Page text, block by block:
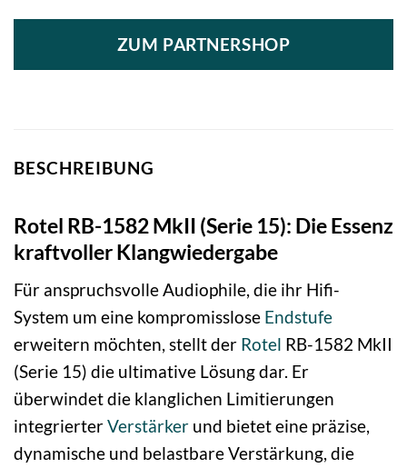
ZUM PARTNERSHOP
BESCHREIBUNG
Rotel RB-1582 MkII (Serie 15): Die Essenz
kraftvoller Klangwiedergabe
Für anspruchsvolle Audiophile, die ihr Hifi-
System um eine kompromisslose Endstufe
erweitern möchten, stellt der Rotel RB-1582 MkII
(Serie 15) die ultimative Lösung dar. Er
überwindet die klanglichen Limitierungen
integrierterVerstärker und bietet eine präzise,
dynamische und belastbare Verstärkung, die